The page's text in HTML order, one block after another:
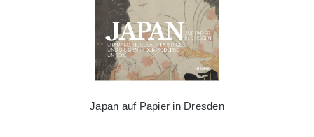
Japan auf Papier in Dresden